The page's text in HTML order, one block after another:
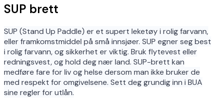
SUP brett
SUP (Stand Up Paddle) er et supert leketøy i rolig farvann,
eller framkomstmiddel på små innsjøer. SUP egner seg best
i rolig farvann, og sikkerhet er viktig. Bruk flytevest eller
redningsvest, og hold deg nær land. SUP-brett kan
medføre fare for liv og helse dersom man ikke bruker de
med respekt for omgivelsene. Sett deg grundig inn i BUA
sine regler for utlån.